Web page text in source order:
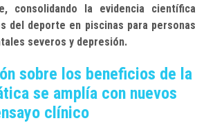
consolidando la evidencia científica
del deporte en piscinas para personas
severos y depresión.
sobre los beneficios de la
se amplía con nuevos
clínico